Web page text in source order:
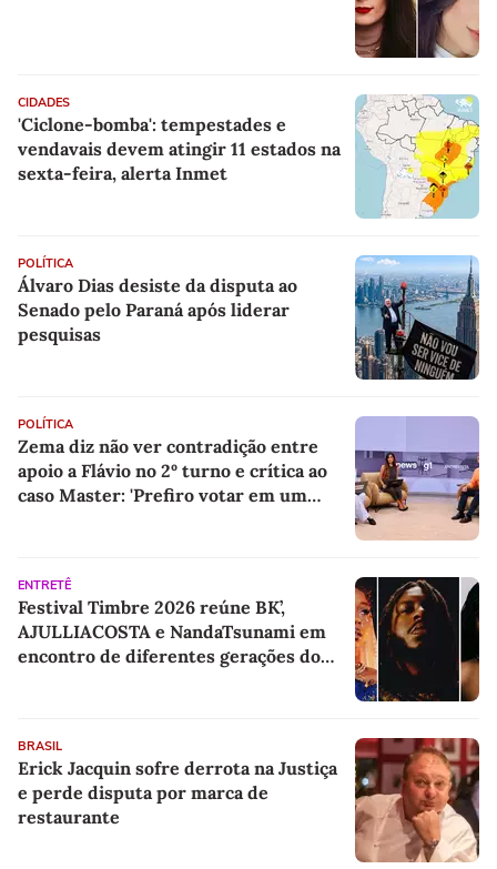
CIDADES
'Ciclone-bomba': tempestades e
vendavais devem atingir 11 estados na
sexta-feira, alerta Inmet
POLÍTICA
Álvaro Dias desiste da disputa ao
Senado pelo Paraná após liderar
pesquisas
POLÍTICA
Zema diz não ver contradição entre
apoio a Flávio no 2º turno e crítica ao
caso Master: 'Prefiro votar em um
ENTRETÊ
Festival Timbre 2026 reúne BK’,
AJULLIACOSTA e NandaTsunami em
encontro de diferentes gerações do
BRASIL
Erick Jacquin sofre derrota na Justiça
e perde disputa por marca de
restaurante